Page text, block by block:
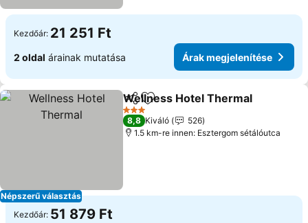
Kezdőár: 21 251 Ft
2 oldal árainak mutatása Árak megjelenítése
Népszerű választás
Megosztás
Hozzáadás a kedvencekhez
Wellness Hotel Thermal
3 Kategória
8,8 Kiváló
526
1.5 km-re innen: Esztergom sétálóutca
Kezdőár: 51 879 Ft